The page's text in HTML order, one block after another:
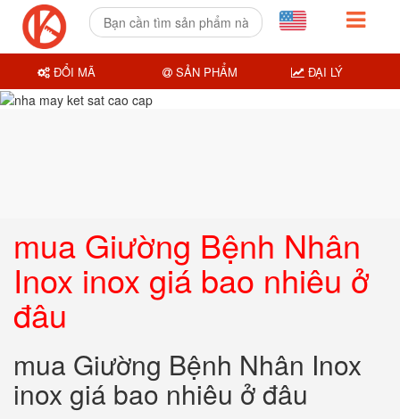
mua Giường Bệnh Nhân
Inox inox giá bao nhiêu ở
đâu
mua Giường Bệnh Nhân Inox
inox giá bao nhiêu ở đâu
ĐỔI MÃ SẢN PHẨM ĐẠI LÝ